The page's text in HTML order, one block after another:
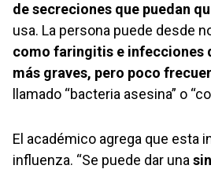
de secreciones que puedan
usa. La persona puede desde
como faringitis e infecciones
más graves, pero poco
llamado “bacteria asesina” o
El académico agrega que esta
influenza. “Se puede dar una